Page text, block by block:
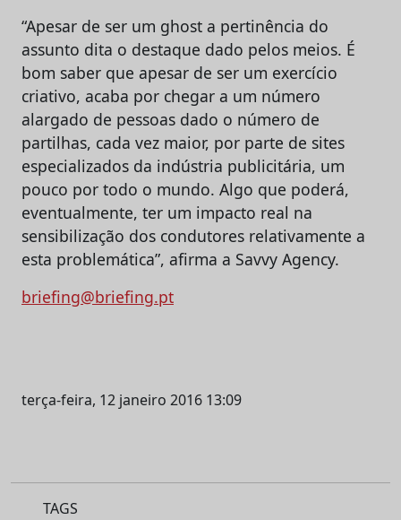
“Apesar de ser um ghost a pertinência do
assunto dita o destaque dado pelos meios. É
bom saber que apesar de ser um exercício
criativo, acaba por chegar a um número
alargado de pessoas dado o número de
partilhas, cada vez maior, por parte de sites
especializados da indústria publicitária, um
pouco por todo o mundo. Algo que poderá,
eventualmente, ter um impacto real na
sensibilização dos condutores relativamente a
esta problemática”, afirma a Savvy Agency.
briefing@briefing.pt
terça-feira, 12 janeiro 2016 13:09
TAGS